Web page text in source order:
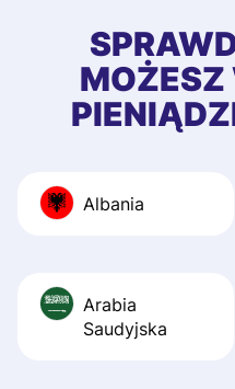
Albania
Arabia
Saudyjska